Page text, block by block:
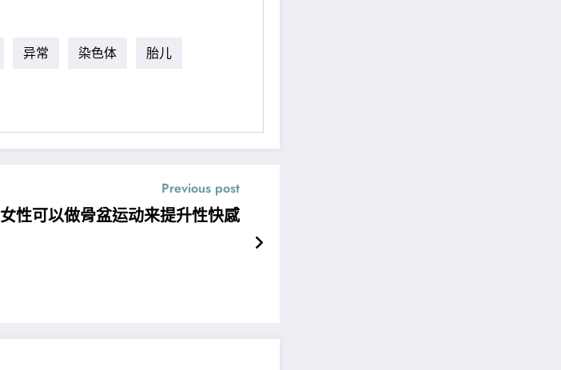
异常 染色体 胎儿
Previous post
女性可以做骨盆运动来提升性快感